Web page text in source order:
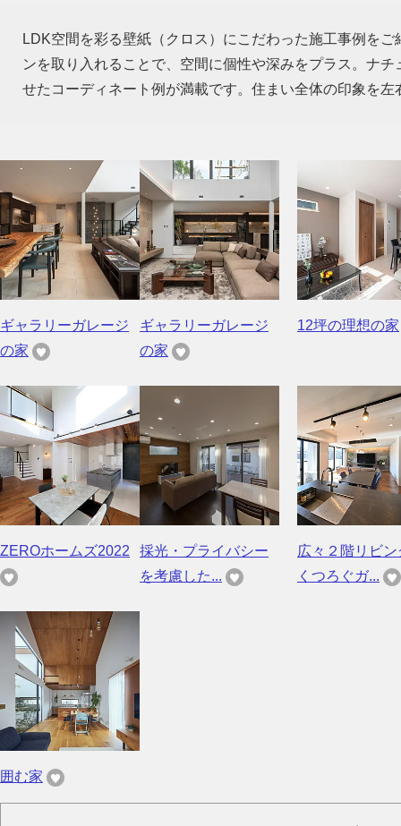
LDK空間を彩る壁紙（クロス）にこだわった施工事例を
ンを取り入れることで、空間に個性や深みをプラス。ナ
せたコーディネート例が満載です。住まい全体の印象を
ギャラリーガレージ
の家
ギャラリーガレージ
の家
12坪の理想の家
ZEROホームズ2022
採光・プライバシー
を考慮した...
広々２階リビン
くつろぐガ...
囲む家